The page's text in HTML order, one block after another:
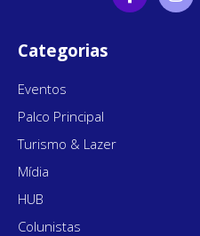
Categorias
Eventos
Palco Principal
Turismo & Lazer
Mídia
HUB
Colunistas